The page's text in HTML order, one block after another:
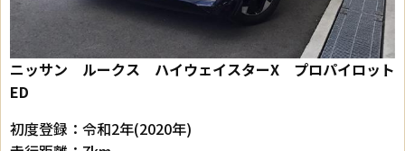
ニッサン ルークス ハイウェイスターX プロパイロット
ED
初度登録：令和2年(2020年)